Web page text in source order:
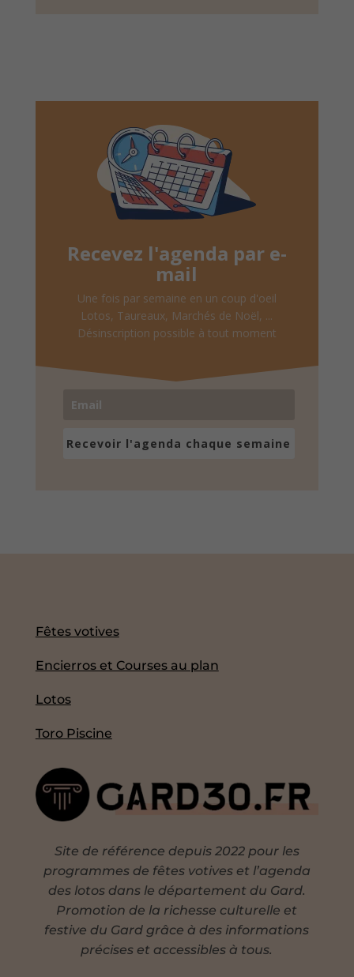
Recevez l'agenda par e-
mail
Une fois par semaine en un coup d'oeil
Lotos, Taureaux, Marchés de Noël, ...
Désinscription possible à tout moment
Recevoir l'agenda chaque semaine
Fêtes votives
Encierros et Courses au plan
Lotos
Toro Piscine
Site de référence depuis 2022 pour les
programmes de fêtes votives et l’agenda
des lotos dans le département du Gard.
Promotion de la richesse culturelle et
festive du Gard grâce à des informations
précises et accessibles à tous.